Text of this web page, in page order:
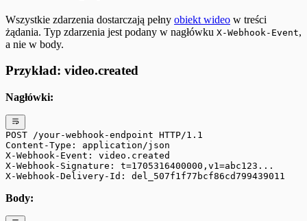
Wszystkie zdarzenia dostarczają pełny obiekt wideo w treści
żądania. Typ zdarzenia jest podany w nagłówku X-Webhook-Event,
a nie w body.
Przykład: video.created
Nagłówki:
POST /your-webhook-endpoint HTTP/1.1
Content-Type: application/json
X-Webhook-Event: video.created
X-Webhook-Signature: t=1705316400000,v1=abc123...
X-Webhook-Delivery-Id: del_507f1f77bcf86cd799439011
Body: